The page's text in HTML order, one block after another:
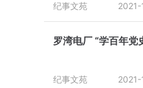
纪事文苑
罗湾电厂 “学百年党
纪事文苑